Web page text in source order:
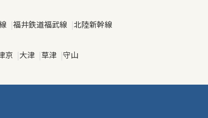
福井鉄道福武線 北陸新幹線
京 大津 草津 守山